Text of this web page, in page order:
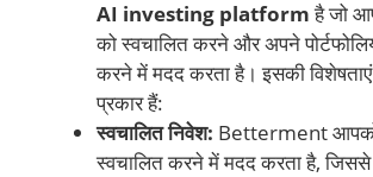
AI investing platformहै जो
को स्वचालित करने और अपने
करने में मदद करता है। इसकी
प्रकार हैं:
स्वचालित निवेश: Betterment
स्वचालित करने में मदद करता है,